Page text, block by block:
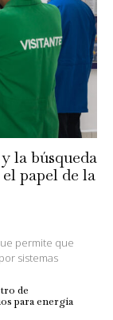
la búsqueda
papel de la
permite que
sistemas
de
para energía